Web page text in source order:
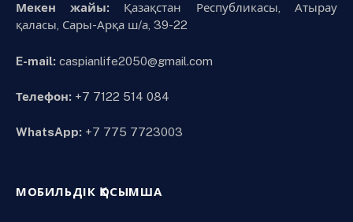
Мекен жайы:Қазақстан Республикасы, Атырау
қаласы, Сары-Арқа ш/а, 39-22
E-mail: caspianlife2050@gmail.com
Телефон: +7 7122 514 084
WhatsApp: +7 775 7723003
МОБИЛЬДІК ҚОСЫМША